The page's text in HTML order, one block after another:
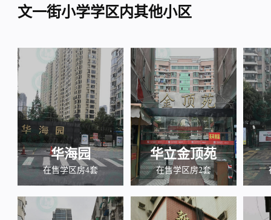
文一街小学学区内其他小区
华海园
在售学区房4套
华立金顶苑
在售学区房2套